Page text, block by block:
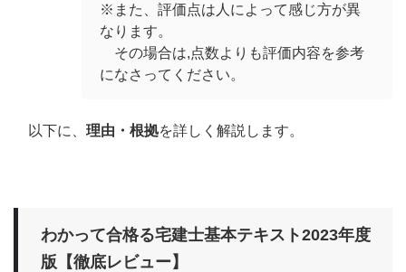
※また、評価点は人によって感じ方が異
なります。
その場合は,点数よりも評価内容を参考
になさってください。
以下に、 理由・根拠を詳しく解説します。
わかって合格る宅建士基本テキスト2023年度
版【徹底レビュー】